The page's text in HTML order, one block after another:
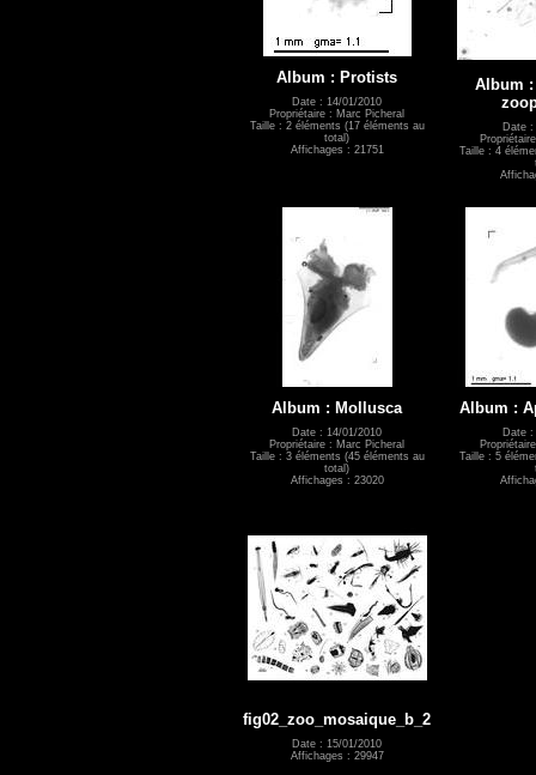
Album : Protists
Date : 14/01/2010
Propriétaire : Marc Picheral
Taille : 2 éléments (17 éléments au
total)
Affichages : 21751
Album
Date :
Taille : 4
Album : Mollusca
Date : 14/01/2010
Propriétaire : Marc Picheral
Taille : 3 éléments (45 éléments au
total)
Affichages : 23020
Album :
Date :
Taille : 5
fig02_zoo_mosaique_b_2
Date : 15/01/2010
Affichages : 29947